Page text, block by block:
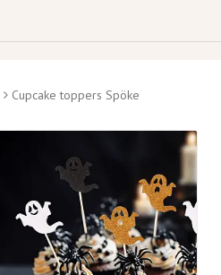
Cupcake toppers Spöke